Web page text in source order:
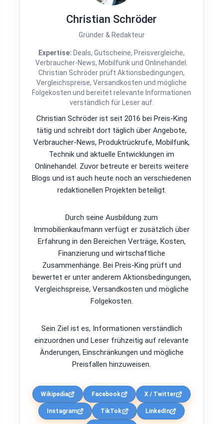
Christian Schröder
Gründer & Redakteur
Expertise: Deals, Gutscheine, Preisvergleiche,
Verbraucher-News, Mobilfunk und Onlinehandel.
Christian Schröder prüft Aktionsbedingungen,
Vergleichspreise, Versandkosten und mögliche
Folgekosten und bereitet relevante Informationen
verständlich für Leser auf.
Christian Schröder ist seit 2016 bei Preis-King
tätig und schreibt dort täglich über Angebote,
Verbraucher-News, Produktrückrufe, Mobilfunk,
Technik und aktuelle Entwicklungen im
Onlinehandel. Zuvor betreute er bereits weitere
Blogs und ist auch heute noch an verschiedenen
redaktionellen Projekten beteiligt.
Durch seine Ausbildung zum
Immobilienkaufmann verfügt er zusätzlich über
Erfahrung in den Bereichen Verträge, Kosten,
Finanzierung und wirtschaftliche
Zusammenhänge. Bei Preis-King prüft und
bewertet er unter anderem Aktionsbedingungen,
Vergleichspreise, Versandkosten und mögliche
Folgekosten.
Sein Ziel ist es, Informationen verständlich
einzuordnen und Leser frühzeitig auf relevante
Änderungen, Einschränkungen und mögliche
Preisfallen hinzuweisen.
Wikipedia Facebook X / Twitter
Instagram TikTok LinkedIn